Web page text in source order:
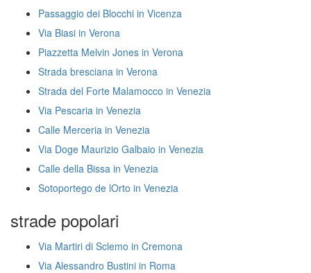
Passaggio dei Blocchi in Vicenza
Via Biasi in Verona
Piazzetta Melvin Jones in Verona
Strada bresciana in Verona
Strada del Forte Malamocco in Venezia
Via Pescaria in Venezia
Calle Merceria in Venezia
Via Doge Maurizio Galbaio in Venezia
Calle della Bissa in Venezia
Sotoportego de lOrto in Venezia
strade popolari
Via Martiri di Sclemo in Cremona
Via Alessandro Bustini in Roma